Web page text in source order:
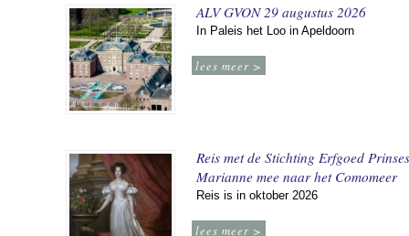
ALV GVON 29 augustus 2026
In Paleis het Loo in Apeldoorn
lees meer >
Reis met de Stichting Erfgoed Prinses
Marianne mee naar het Comomeer
Reis is in oktober 2026
lees meer >